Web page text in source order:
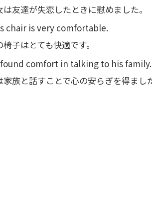
は友達が失恋したときに慰めました。
chair is very comfortable.
椅子はとても快適です。
comfort in talking to his family.
家族と話すことで心の安らぎを得まし